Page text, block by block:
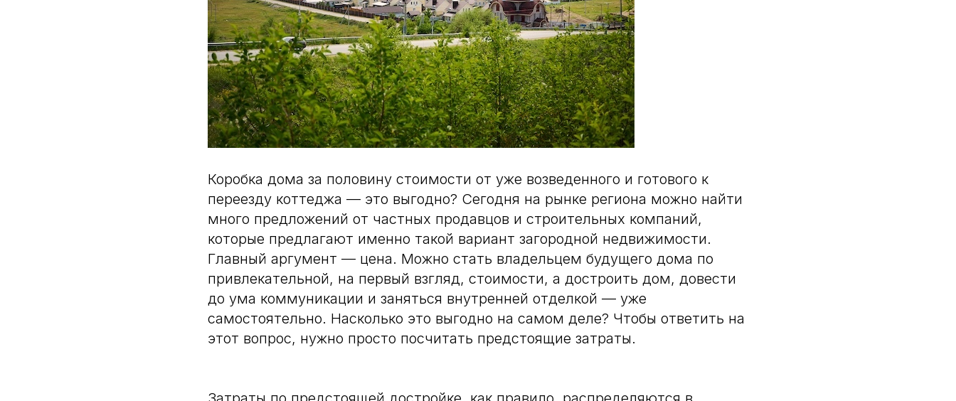
Коробка дома за половину стоимости от уже возведенного и готового к
переезду коттеджа — это выгодно? Сегодня на рынке региона можно найти
много предложений от частных продавцов и строительных компаний,
которые предлагают именно такой вариант загородной недвижимости.
Главный аргумент — цена. Можно стать владельцем будущего дома по
привлекательной, на первый взгляд, стоимости, а достроить дом, довести
до ума коммуникации и заняться внутренней отделкой — уже
самостоятельно. Насколько это выгодно на самом деле? Чтобы ответить на
этот вопрос, нужно просто посчитать предстоящие затраты.